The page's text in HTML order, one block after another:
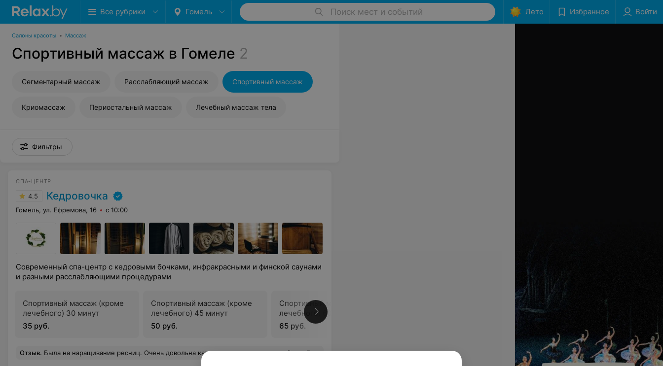
Все рубрики Гомель Поиск мест и событий Лето Избранное Войти
Салоны красоты • Массаж
Спортивный массаж в Гомеле 2
Сегментарный массаж Расслабляющий массаж Спортивный массаж
Криомассаж Периостальный массаж Лечебный массаж тела
Фильтры
СПА-ЦЕНТР
4.5 Кедровочка
Гомель, ул. Ефремова, 16 с 10:00
Современный спа-центр с кедровыми бочками, инфракрасными и финской саунами
и разными расслабляющими процедурами
Спортивный массаж (кроме
лечебного) 30 минут
35 руб.
Спортивный массаж (кроме
лечебного) 45 минут
50 руб.
Спортивный массаж (кроме
лечебного) 60 минут
65 руб.
Отзыв. Была на наращивание ресниц. Очень довольна качеством предоставляемой услуги. Рекомендую. Еще